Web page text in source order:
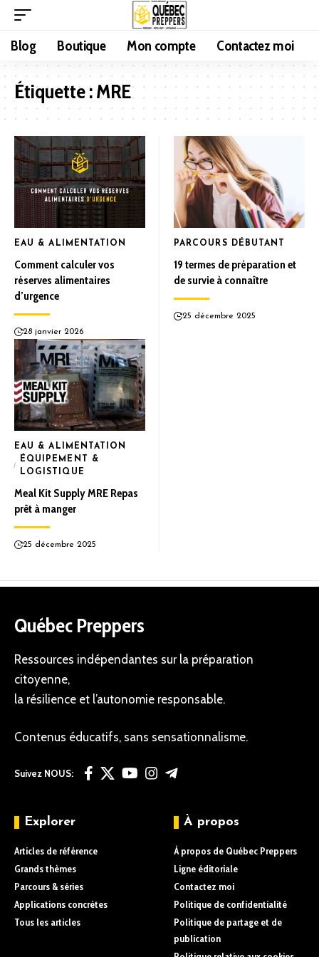
Blog Boutique Mon compte Contactez moi
Étiquette :MRE
EAU & ALIMENTATION
Comment calculer vos
réserves alimentaires
d’urgence
28 janvier 2026
PARCOURS DÉBUTANT
19 termes de préparation et
de survie à connaître
25 décembre 2025
EAU & ALIMENTATION
ÉQUIPEMENT &
LOGISTIQUE
Meal Kit Supply MRE Repas
prêt à manger
25 décembre 2025
Québec Preppers
Ressources indépendantes sur la préparation
citoyenne,
la résilience et l’autonomie responsable.
Contenus éducatifs, sans sensationnalisme.
Suivez NOUS:
Explorer
Articles de référence
Grands thèmes
Parcours & séries
Applications concrètes
Tous les articles
À propos
À propos de Québec Preppers
Ligne éditoriale
Contactez moi
Politique de confidentialité
Politique de partage et de
publication